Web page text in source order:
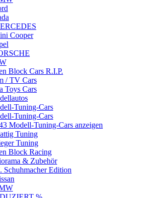
Cooper
Block Cars R.I.P.
/ TV Cars
Toys Cars
Tuning-Cars
Tuning-Cars
Modell-Tuning-Cars anzeigen
Tuning
Tuning
Block Racing
& Zubehör
Schuhmacher Edition